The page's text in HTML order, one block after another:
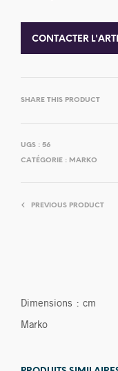
CONTACTER
SHARE THIS PRODUCT
UGS : 56
CATÉGORIE : MARKO
PREVIOUS PRODUCT
Dimensions : cm
Marko